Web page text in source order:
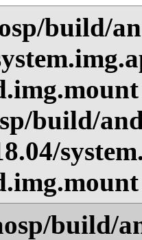
build/
build/
build/